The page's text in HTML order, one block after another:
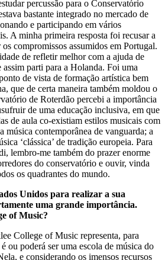
percussão para o Conservatório
bastante integrado no mercado de
e participando em vários
A minha primeira resposta foi recusar a
compromissos assumidos em Portugal.
de refletir melhor com a ajuda de
assim parti para a Holanda. Foi uma
de vista de formação artística bem
que de certa maneira também moldou o
de Roterdão percebi a importância
de uma educação inclusiva, em que
de aula co-existiam estilos musicais com
música contemporânea de vanguarda; a
‘clássica’ de tradição europeia. Para
lembro-me também do prazer enorme
do conservatório e ouvir, vinda
os quadrantes do mundo.
Unidos para realizar a sua
uma grande importância.
of Music?
College of Music representa, para
ou poderá ser uma escola de música do
e considerando os imensos recursos